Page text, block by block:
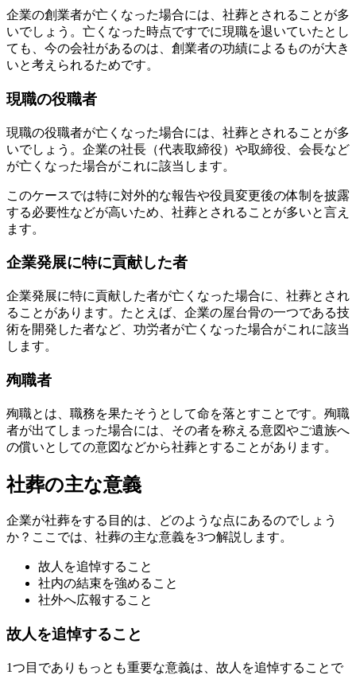
企業の創業者が亡くなった場合には、社葬とされることが多
いでしょう。亡くなった時点ですでに現職を退いていたとし
ても、今の会社があるのは、創業者の功績によるものが大き
いと考えられるためです。
現職の役職者
現職の役職者が亡くなった場合には、社葬とされることが多
いでしょう。企業の社長（代表取締役）や取締役、会長など
が亡くなった場合がこれに該当します。
このケースでは特に対外的な報告や役員変更後の体制を披露
する必要性などが高いため、社葬とされることが多いと言え
ます。
企業発展に特に貢献した者
企業発展に特に貢献した者が亡くなった場合に、社葬とされ
ることがあります。たとえば、企業の屋台骨の一つである技
術を開発した者など、功労者が亡くなった場合がこれに該当
します。
殉職者
殉職とは、職務を果たそうとして命を落とすことです。殉職
者が出てしまった場合には、その者を称える意図やご遺族へ
の償いとしての意図などから社葬とすることがあります。
社葬の主な意義
企業が社葬をする目的は、どのような点にあるのでしょう
か？ここでは、社葬の主な意義を3つ解説します。
故人を追悼すること
社内の結束を強めること
社外へ広報すること
故人を追悼すること
1つ目でありもっとも重要な意義は、故人を追悼することで